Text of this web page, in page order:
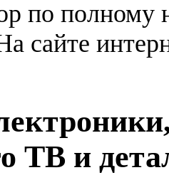
по
сайте
ТВ и